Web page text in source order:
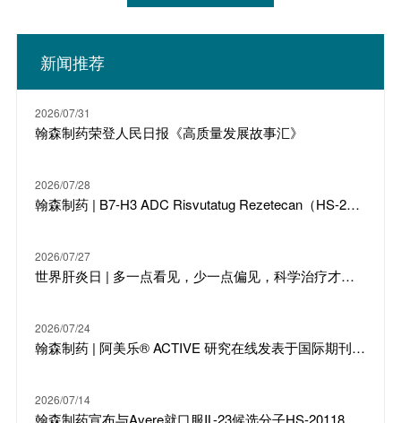
新闻推荐
2026/07/31
翰森制药荣登人民日报《高质量发展故事汇》
2026/07/28
翰森制药 | B7-H3 ADC Risvutatug Rezetecan（HS-20093）骨肉瘤III期临床ARTEMIS-011达到IRC-PFS主要终点
2026/07/27
世界肝炎日 | 多一点看见，少一点偏见，科学治疗才是打败乙肝的最强答案
2026/07/24
翰森制药 | 阿美乐® ACTIVE 研究在线发表于国际期刊 JTO
2026/07/14
翰森制药宣布与Avere就口服IL-23候选分子HS-20118达成许可合作及战略投资